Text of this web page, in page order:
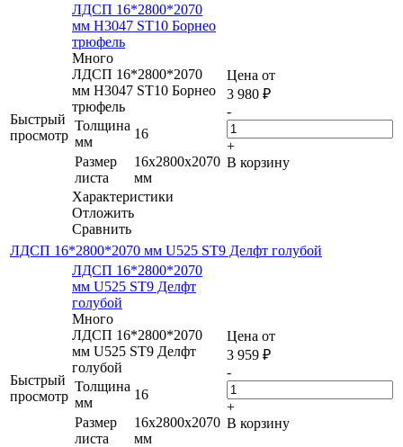
Быстрый
просмотр
ЛДСП 16*2800*2070
мм H3047 ST10 Борнео
трюфель
Много
ЛДСП 16*2800*2070
мм H3047 ST10 Борнео
трюфель
Толщина
мм
16
Размер
листа
16x2800x2070
мм
Характеристики
Отложить
Сравнить
Цена от
3 980 ₽
-
+
В корзину
ЛДСП 16*2800*2070 мм U525 ST9 Делфт голубой
Быстрый
просмотр
ЛДСП 16*2800*2070
мм U525 ST9 Делфт
голубой
Много
ЛДСП 16*2800*2070
мм U525 ST9 Делфт
голубой
Толщина
мм
16
Размер
листа
16x2800x2070
мм
Цена от
3 959 ₽
-
+
В корзину